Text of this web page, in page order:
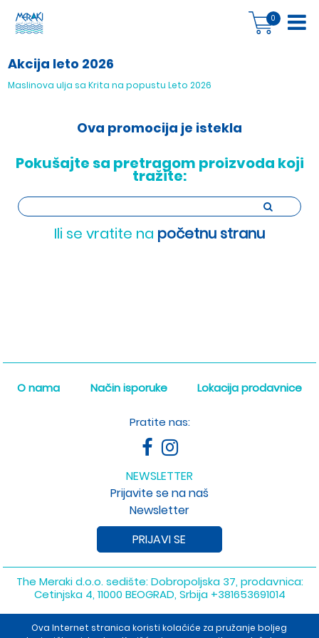
Ova Internet stranica koristi kolačiće za pružanje boljeg
0
Akcija leto 2026
Maslinova ulja sa Krita na popustu Leto 2026
Ova promocija je istekla
Pokušajte sa pretragom proizvoda koji
tražite:
Ili se vratite na početnu stranu
O nama Način isporuke Lokacija prodavnice
Pratite nas:
NEWSLETTER
Prijavite se na naš
Newsletter
PRIJAVI SE
The Meraki d.o.o. sedište: Dobropoljska 37, prodavnica:
Cetinjska 4, 11000 BEOGRAD, Srbija +381653691014
byshopen.com